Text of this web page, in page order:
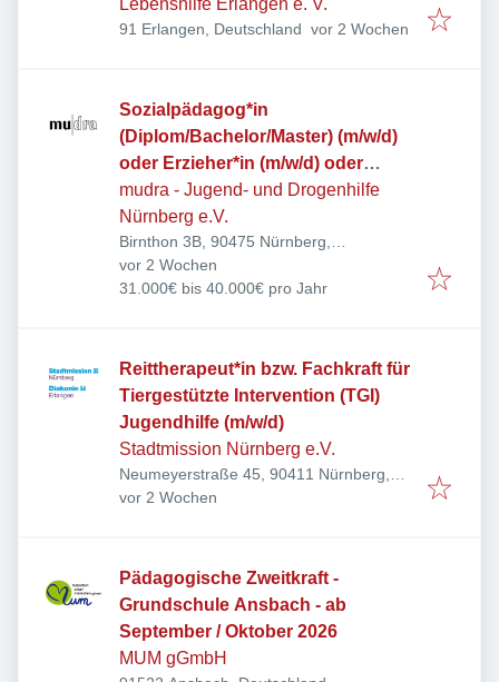
Lebenshilfe Erlangen e. V.
91 Erlangen, Deutschland Veröffentlicht:
vor 2 Wochen
Sozialpädagog*in
(Diplom/Bachelor/Master) (m/w/d)
oder Erzieher*in (m/w/d) oder
Heilpädagog*in (m/w/d)
mudra - Jugend- und Drogenhilfe
Nürnberg e.V.
Birnthon 3B, 90475 Nürnberg,
Deutschland
Veröffentlicht:
vor 2 Wochen
31.000€ bis 40.000€ pro Jahr
Reittherapeut*in bzw. Fachkraft für
Tiergestützte Intervention (TGI)
Jugendhilfe (m/w/d)
Stadtmission Nürnberg e.V.
Neumeyerstraße 45, 90411 Nürnberg,
Deutschland
Veröffentlicht:
vor 2 Wochen
Pädagogische Zweitkraft -
Grundschule Ansbach - ab
September / Oktober 2026
MUM gGmbH